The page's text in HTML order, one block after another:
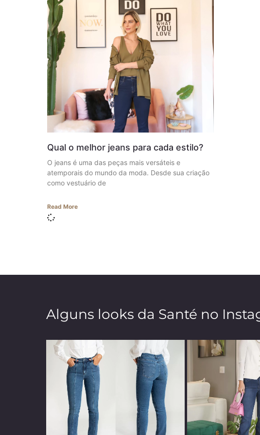
Qual o melhor jeans para cada estilo?
O jeans é uma das peças mais versáteis e
atemporais do mundo da moda. Desde sua criação
como vestuário de
Read More
Alguns looks da Santé no